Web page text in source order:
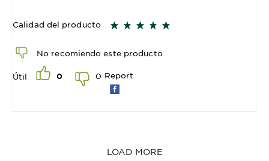
Calidad del producto
No recomiendo este producto
Útil 0 0 Report
LOAD MORE